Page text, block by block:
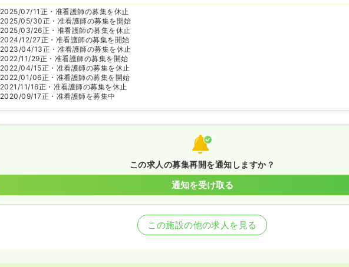
2025/07/11 正・准看護師の募集を休止
2025/05/30正・准看護師の募集を開始
2025/03/26正・准看護師の募集を休止
2024/12/27正・准看護師の募集を開始
2023/04/13正・准看護師の募集を休止
2022/11/29正・准看護師の募集を開始
2022/04/15正・准看護師の募集を休止
2022/01/06正・准看護師の募集を開始
2021/11/16正・准看護師の募集を休止
2020/09/17正・准看護師を募集中
この求人の募集再開を通知しますか？
通知を受け取る
この施設の他の求人を見る